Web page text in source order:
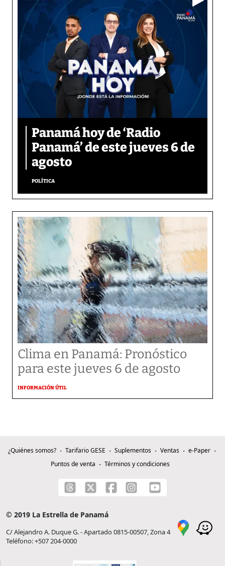
Panamá hoy de ‘Radio
Panamá’ de este jueves 6 de
agosto
POLÍTICA
Clima en Panamá: Pronóstico
para este jueves 6 de agosto
INFORMACIÓN ÚTIL
¿Quiénes somos? Tarifario GESE Suplementos Ventas
e-Paper
Puntos de venta
Términos y condiciones
© 2019 La Estrella de Panamá
C/ Alejandro A. Duque G. - Apartado 0815-00507, Zona 4
Teléfono: +507 204-0000